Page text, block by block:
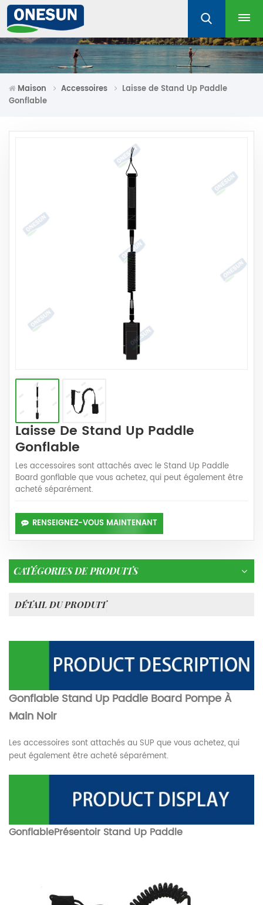
Maison Accessoires
Laisse de Stand Up Paddle
Gonflable
Laisse De Stand Up Paddle
Gonflable
Les accessoires sont attachés avec le Stand Up Paddle
Board gonflable que vous achetez, qui peut également être
acheté séparément.
RENSEIGNEZ-VOUS MAINTENANT
CATÉGORIES DE PRODUITS
DÉTAIL DU PRODUIT
Gonflable Stand Up Paddle Board Pompe À
Main Noir
Les accessoires sont attachés au SUP que vous achetez, qui
peut également être acheté séparément.
GonflablePrésentoir Stand Up Paddle